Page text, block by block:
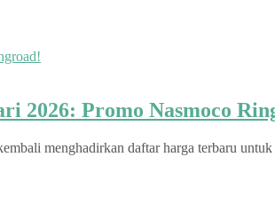
2026: Promo Nasmoco
menghadirkan daftar harga terbaru